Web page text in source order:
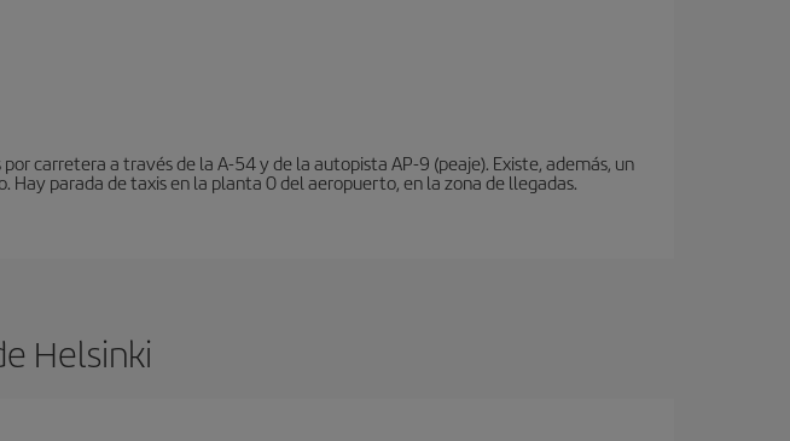
carretera a través de la A-54 y de la autopista AP-9 (peaje). Existe, además, un
Hay parada de taxis en la planta 0 del aeropuerto, en la zona de llegadas.
Helsinki